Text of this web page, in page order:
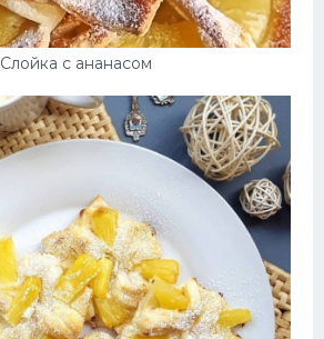
Слойка с ананасом